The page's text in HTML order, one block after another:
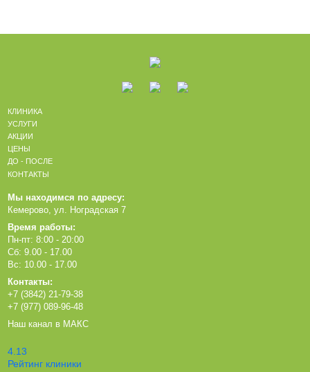
КЛИНИКА
УСЛУГИ
АКЦИИ
ЦЕНЫ
ДО - ПОСЛЕ
КОНТАКТЫ
Мы находимся по адресу:
Кемерово, ул. Ноградская 7
Время работы:
Пн-пт: 8:00 - 20:00
Сб: 9.00 - 17.00
Вс: 10.00 - 17.00
Контакты:
+7 (3842) 21-79-38
+7 (977) 089-96-48
Наш канал в МАКС
4.13
Рейтинг клиники